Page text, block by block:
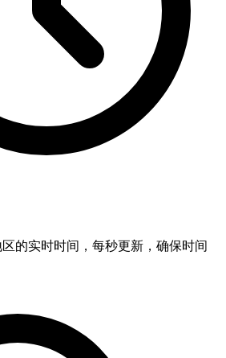
的实时时间，每秒更新，确保时间